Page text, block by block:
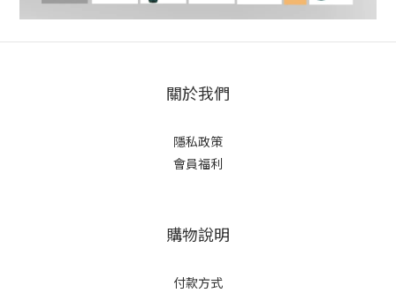
關於我們
隱私政策
會員福利
購物說明
付款方式